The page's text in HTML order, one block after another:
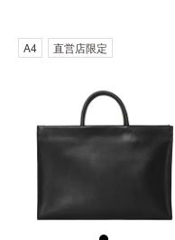
A4 直営店限定